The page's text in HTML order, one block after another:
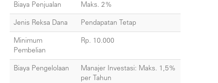
Biaya Penjualan Maks. 2%
Jenis Reksa Dana Pendapatan Tetap
Minimum
Pembelian
Rp. 10.000
Biaya Pengelolaan
Manajer Investasi: Maks. 1,5%
per Tahun